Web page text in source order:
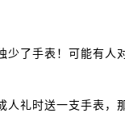
了手表！可能有人
人礼时送一支手表，